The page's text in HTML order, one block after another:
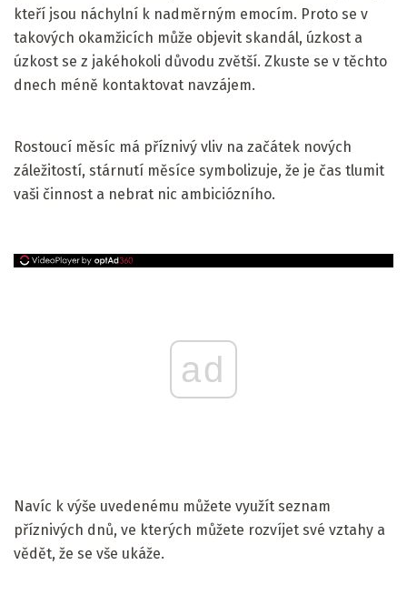
kteří jsou náchylní k nadměrným emocím. Proto se v
takových okamžicích může objevit skandál, úzkost a
úzkost se z jakéhokoli důvodu zvětší. Zkuste se v těchto
dnech méně kontaktovat navzájem.
Rostoucí měsíc má příznivý vliv na začátek nových
záležitostí, stárnutí měsíce symbolizuje, že je čas tlumit
vaši činnost a nebrat nic ambiciózního.
ad
Navíc k výše uvedenému můžete využít seznam
příznivých dnů, ve kterých můžete rozvíjet své vztahy a
vědět, že se vše ukáže.